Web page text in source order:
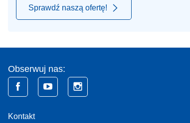
Sprawdź naszą ofertę!
Obserwuj nas:
Kontakt